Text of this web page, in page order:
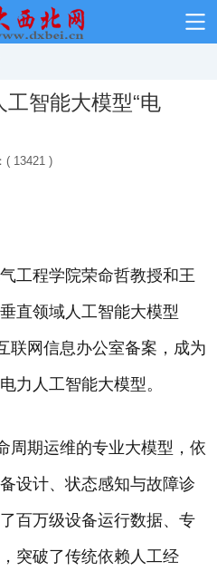
智能大模型“电
( 13421 )
工程学院荣命哲教授和王
直领域人工智能大模型
网信息办公室备案，成为
力人工智能大模型。
周期运维的专业大模型，依
设计、状态感知与故障诊
百万级设备运行数据、专
突破了传统依赖人工经